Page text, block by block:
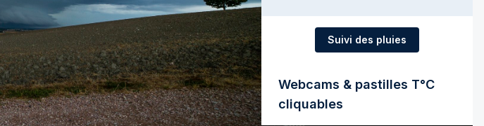
Suivi des pluies
Webcams & pastilles T°C
cliquables